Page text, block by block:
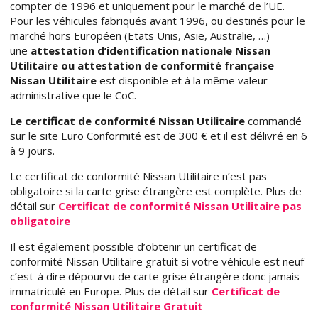
compter de 1996 et uniquement pour le marché de l’UE.
Pour les véhicules fabriqués avant 1996, ou destinés pour le
marché hors Européen (Etats Unis, Asie, Australie, …)
une attestation d’identification nationale Nissan
Utilitaire ou attestation de conformité française
Nissan Utilitaireest disponible et à la même valeur
administrative que le CoC.
Le certificat de conformité Nissan Utilitaire commandé
sur le site Euro Conformité est de 300 € et il est délivré en 6
à 9 jours.
Le certificat de conformité Nissan Utilitaire n’est pas
obligatoire si la carte grise étrangère est complète. Plus de
détail sur Certificat de conformité Nissan Utilitaire pas
obligatoire
Il est également possible d’obtenir un certificat de
conformité Nissan Utilitaire gratuit si votre véhicule est neuf
c’est-à dire dépourvu de carte grise étrangère donc jamais
immatriculé en Europe. Plus de détail sur Certificat de
conformité Nissan Utilitaire Gratuit